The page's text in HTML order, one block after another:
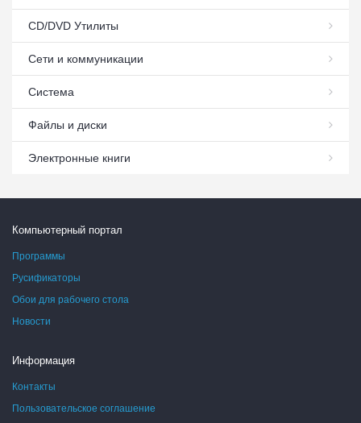
СD/DVD Утилиты
Сети и коммуникации
Система
Файлы и диски
Электронные книги
Компьютерный портал
Программы
Русификаторы
Обои для рабочего стола
Новости
Информация
Контакты
Пользовательское соглашение